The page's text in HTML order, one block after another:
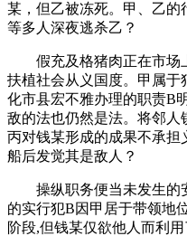
某，但乙被冻死。甲、乙的
等多人深夜逃杀乙？
假充及格猪肉正在市场
扶植社会从义国度。甲属于
化市县宏不雅办理的职责B
敌的法也仍然是法。将邻人
丙对钱某形成的成果不承担
船后发觉其是敌人？
操纵职务便当未发生的
的实行犯B因甲居于带领地
阶段,但钱某仅欲他人而利